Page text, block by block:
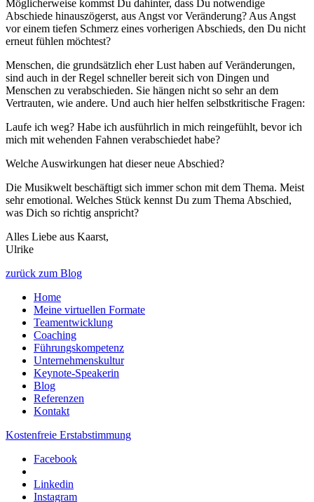
Möglicherweise kommst Du dahinter, dass Du notwendige
Abschiede hinauszögerst, aus Angst vor Veränderung? Aus Angst
vor einem tiefen Schmerz eines vorherigen Abschieds, den Du nicht
erneut fühlen möchtest?
Menschen, die grundsätzlich eher Lust haben auf Veränderungen,
sind auch in der Regel schneller bereit sich von Dingen und
Menschen zu verabschieden. Sie hängen nicht so sehr an dem
Vertrauten, wie andere. Und auch hier helfen selbstkritische Fragen:
Laufe ich weg? Habe ich ausführlich in mich reingefühlt, bevor ich
mich mit wehenden Fahnen verabschiedet habe?
Welche Auswirkungen hat dieser neue Abschied?
Die Musikwelt beschäftigt sich immer schon mit dem Thema. Meist
sehr emotional. Welches Stück kennst Du zum Thema Abschied,
was Dich so richtig anspricht?
Alles Liebe aus Kaarst,
Ulrike
zurück zum Blog
Home
Meine virtuellen Formate
Teamentwicklung
Coaching
Führungskompetenz
Unternehmenskultur
Keynote-Speakerin
Blog
Referenzen
Kontakt
Kostenfreie Erstabstimmung
Facebook
Linkedin
Instagram